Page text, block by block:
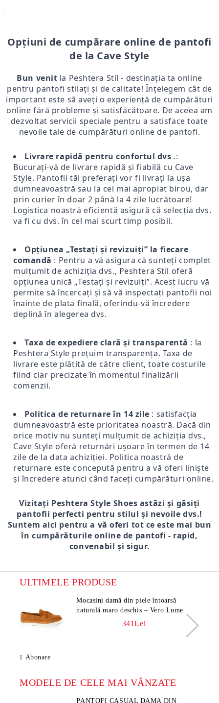
-
Opțiuni de cumpărare online de pantofi
de la Cave Style
Bun venit la Peshtera Stil - destinația ta online
pentru pantofi stilați și de calitate! Înțelegem cât de
important este să aveți o experiență de cumpărături
online fără probleme și satisfăcătoare. De aceea am
dezvoltat servicii speciale pentru a satisface toate
nevoile tale de cumpărături online de pantofi.
Livrare rapidă pentru confortul dvs .:
Bucurați-vă de livrare rapidă și fiabilă cu Cave
Style. Pantofii tăi preferați vor fi livrați la ușa
dumneavoastră sau la cel mai apropiat birou, dar
prin curier în doar 2 până la 4 zile lucrătoare!
Logistica noastră eficientă asigură că selecția dvs.
va fi cu dvs. în cel mai scurt timp posibil.
Opțiunea „Testați și revizuiți” la fiecare
comandă : Pentru a vă asigura că sunteți complet
mulțumit de achiziția dvs., Peshtera Stil oferă
opțiunea unică „Testați și revizuiți”. Acest lucru vă
permite să încercați și să vă inspectați pantofii noi
înainte de plata finală, oferindu-vă încredere
deplină în alegerea dvs.
Taxa de expediere clară și transparentă : la
Peshtera Style prețuim transparența. Taxa de
livrare este plătită de către client, toate costurile
fiind clar precizate în momentul finalizării
comenzii.
Politica de returnare în 14 zile : satisfacția
dumneavoastră este prioritatea noastră. Dacă din
orice motiv nu sunteți mulțumit de achiziția dvs.,
Cave Style oferă returnări ușoare în termen de 14
zile de la data achiziției. Politica noastră de
returnare este concepută pentru a vă oferi liniște
și încredere atunci când faceți cumpărături online.
Vizitați Peshtera Style Shoes astăzi și găsiți
pantofii perfecti pentru stilul și nevoile dvs.!
Suntem aici pentru a vă oferi tot ce este mai bun
în cumpărăturile online de pantofi - rapid,
convenabil și sigur.
ULTIMELE PRODUSE
Mocasini damă din piele întoarsă
naturală maro deschis – Vero Lume
341Lei
Abonare
MODELE DE CELE MAI VÂNZATE
PANTOFI CASUAL DAMA DIN